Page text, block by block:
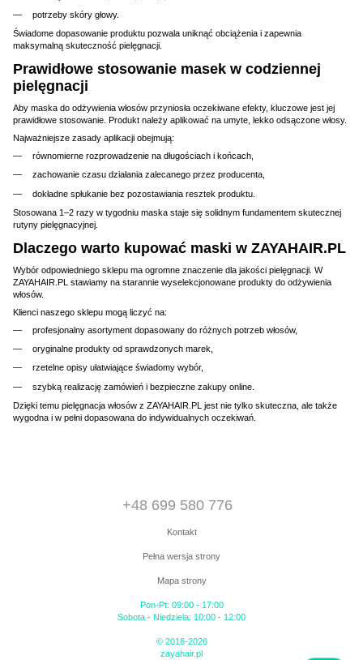
potrzeby skóry głowy.
Świadome dopasowanie produktu pozwala uniknąć obciążenia i zapewnia
maksymalną skuteczność pielęgnacji.
Prawidłowe stosowanie masek w codziennej
pielęgnacji
Aby maska do odżywienia włosów przyniosła oczekiwane efekty, kluczowe jest jej
prawidłowe stosowanie. Produkt należy aplikować na umyte, lekko odsączone włosy.
Najważniejsze zasady aplikacji obejmują:
równomierne rozprowadzenie na długościach i końcach,
zachowanie czasu działania zalecanego przez producenta,
dokładne spłukanie bez pozostawiania resztek produktu.
Stosowana 1–2 razy w tygodniu maska staje się solidnym fundamentem skutecznej
rutyny pielęgnacyjnej.
Dlaczego warto kupować maski w ZAYAHAIR.PL
Wybór odpowiedniego sklepu ma ogromne znaczenie dla jakości pielęgnacji. W
ZAYAHAIR.PL stawiamy na starannie wyselekcjonowane produkty do odżywienia
włosów.
Klienci naszego sklepu mogą liczyć na:
profesjonalny asortyment dopasowany do różnych potrzeb włosów,
oryginalne produkty od sprawdzonych marek,
rzetelne opisy ułatwiające świadomy wybór,
szybką realizację zamówień i bezpieczne zakupy online.
Dzięki temu pielęgnacja włosów z ZAYAHAIR.PL jest nie tylko skuteczna, ale także
wygodna i w pełni dopasowana do indywidualnych oczekiwań.
+48 699 580 776
Kontakt
Pełna wersja strony
Mapa strony
Pon-Pt: 09:00 - 17:00
Sobota - Niedziela: 10:00 - 12:00
© 2018-2026
zayahair.pl